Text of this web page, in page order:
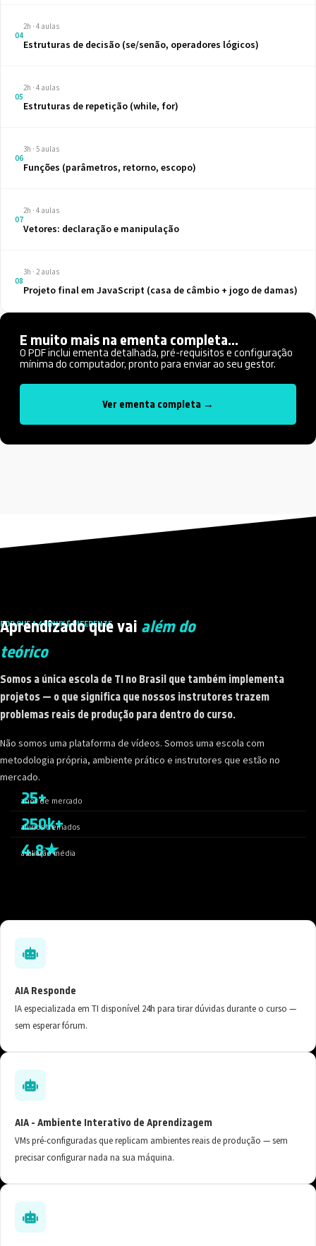
04
2h · 4 aulas
Estruturas de decisão (se/senão, operadores lógicos)
05
2h · 4 aulas
Estruturas de repetição (while, for)
06
3h · 5 aulas
Funções (parâmetros, retorno, escopo)
07
2h · 4 aulas
Vetores: declaração e manipulação
08
3h · 2 aulas
Projeto final em JavaScript (casa de câmbio + jogo de damas)
E muito mais na ementa completa...
O PDF inclui ementa detalhada, pré-requisitos e configuração
mínima do computador, pronto para enviar ao seu gestor.
Ver ementa completa →
POR QUE A 4LINUX É DIFERENTE
Aprendizado que vai além do
teórico
Somos a única escola de TI no Brasil que também implementa
projetos — o que significa que nossos instrutores trazem
problemas reais de produção para dentro do curso.
Não somos uma plataforma de vídeos. Somos uma escola com
metodologia própria, ambiente prático e instrutores que estão no
mercado.
25+
anos de mercado
250k+
alunos treinados
4.8★
avaliação média
AIA Responde
IA especializada em TI disponível 24h para tirar dúvidas durante o curso —
sem esperar fórum.
AIA - Ambiente Interativo de Aprendizagem
VMs pré-configuradas que replicam ambientes reais de produção — sem
precisar configurar nada na sua máquina.